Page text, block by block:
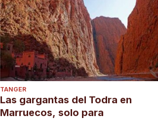
TANGER
Las gargantas del Todra en
Marruecos, solo para